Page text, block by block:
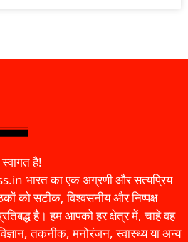
है!
भारत का एक अग्रणी और सत्यप्रिय
को सटीक, विश्वसनीय और निष्पक्ष
है। हम आपको हर क्षेत्र में, चाहे वह
तकनीक, मनोरंजन, स्वास्थ्य या अन्य